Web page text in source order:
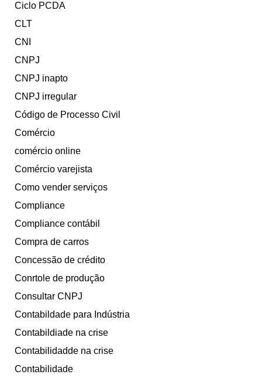
Ciclo PCDA
CLT
CNI
CNPJ
CNPJ inapto
CNPJ irregular
Código de Processo Civil
Comércio
comércio online
Comércio varejista
Como vender serviços
Compliance
Compliance contábil
Compra de carros
Concessão de crédito
Conrtole de produção
Consultar CNPJ
Contabildade para Indústria
Contabildiade na crise
Contabilidadde na crise
Contabilidade